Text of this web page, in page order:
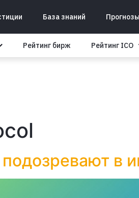
База знаний Прогнозы
Рейтинг бирж Рейтинг ICO
в